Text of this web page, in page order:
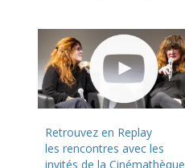
Retrouvez en Replay
les rencontres avec les
invités de la Cinémathèque